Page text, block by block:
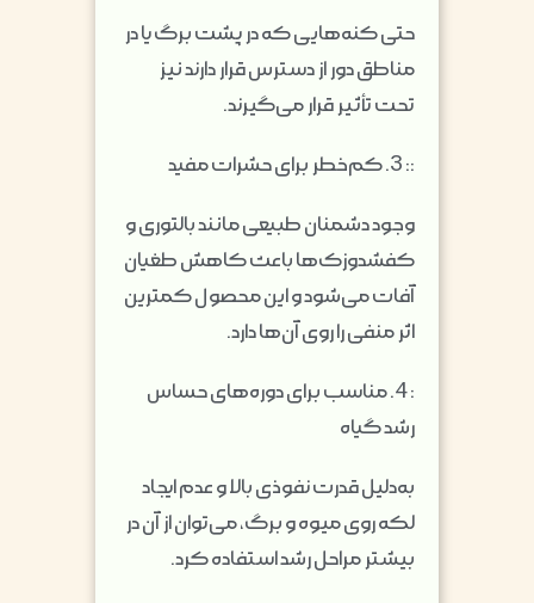
حتی کنه‌هایی که در پشت برگ یا در
مناطق دور از دسترس قرار دارند نیز
تحت تأثیر قرار می‌گیرند.
::
وجود دشمنان طبیعی مانند بالتوری و
کفشدوزک‌ها باعث کاهش طغیان
آفات می‌شود و این محصول کمترین
اثر منفی را روی آن‌ها دارد.
:
4. مناسب برای دوره‌های حساس
رشد گیاه
به‌دلیل قدرت نفوذی بالا و عدم ایجاد
لکه روی میوه و برگ، می‌توان از آن در
بیشتر مراحل رشد استفاده کرد.